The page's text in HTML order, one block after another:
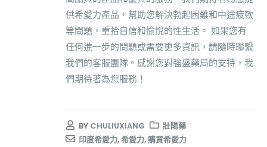
供希愛力產品，幫助您解決勃起困難和中途疲軟
等問題，重拾自信和愉悅的性生活。 如果您有
任何進一步的問題或需要更多資訊，請隨時聯繫
我們的客服團隊。感謝您對強盛藥局的支持，我
們期待著為您服務！
BY CHULIUXIANG
壯陽藥
印度希愛力,希愛力,購買希愛力